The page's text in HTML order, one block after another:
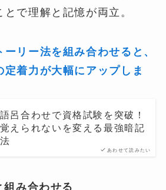
とで理解と記憶が両立。
リー法を組み合わせると、
定着力が大幅にアップしま
あわせて読みたい
語呂合わせで資格試験を突破！
覚えられないを変える最強暗記
法
組み合わせる